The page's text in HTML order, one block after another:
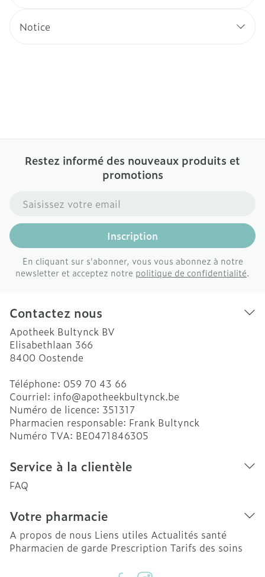
Notice
Restez informé des nouveaux produits et
promotions
Adresse mail
Inscription
En cliquant sur s'abonner, vous vous abonnez à notre
newsletter et acceptez notre politique de confidentialité.
Contactez nous
Apotheek Bultynck BV
Elisabethlaan 366
8400 Oostende
Téléphone: 059 70 43 66
Courriel: info@apotheekbultynck.be
Numéro de licence: 351317
Pharmacien responsable: Frank Bultynck
Numéro TVA: BE0471846305
Service à la clientèle
FAQ
Votre pharmacie
A propos de nous Liens utiles Actualités santé
Pharmacien de garde Prescription Tarifs des soins